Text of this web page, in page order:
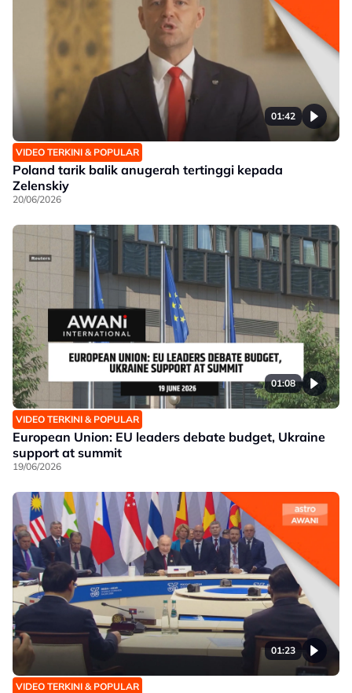
01:42
VIDEO TERKINI & POPULAR
Poland tarik balik anugerah tertinggi kepada
Zelenskiy
20/06/2026
01:08
VIDEO TERKINI & POPULAR
European Union: EU leaders debate budget, Ukraine
support at summit
19/06/2026
01:23
VIDEO TERKINI & POPULAR